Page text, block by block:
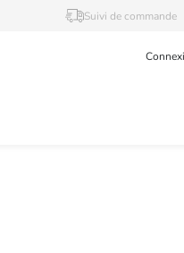
Suivi de commande